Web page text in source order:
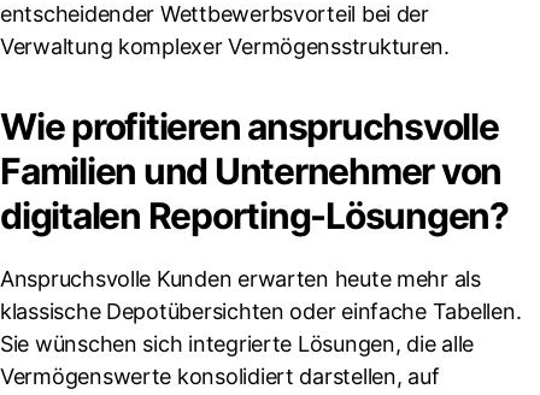
entscheidender Wettbewerbsvorteil bei der
Verwaltung komplexer Vermögensstrukturen.
Wie profitieren anspruchsvolle
Familien und Unternehmer von
digitalen Reporting-Lösungen?
Anspruchsvolle Kunden erwarten heute mehr als
klassische Depotübersichten oder einfache Tabellen.
Sie wünschen sich integrierte Lösungen, die alle
Vermögenswerte konsolidiert darstellen, auf